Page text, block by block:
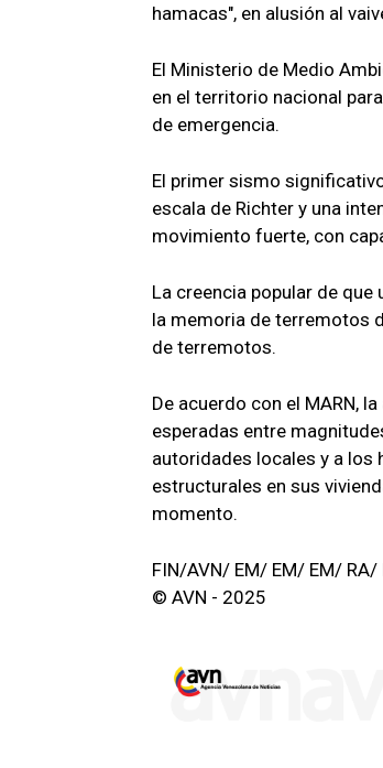
hamacas", en alusión al
El Ministerio de Medio
en el territorio nacional
de emergencia.
El primer sismo
escala de Richter y una
movimiento fuerte, con
La creencia popular de
la memoria de terremotos
de terremotos.
De acuerdo con el MARN,
esperadas entre
autoridades locales y a los
estructurales en sus
momento.
FIN/AVN/ EM/ EM/ EM/ RA/
© AVN - 2025